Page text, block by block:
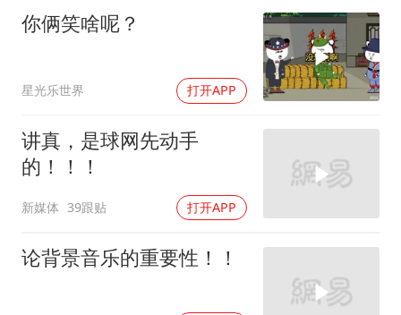
你俩笑啥呢？
星光乐世界 打开APP
讲真，是球网先动手
的！！！
新媒体 39跟贴 打开APP
论背景音乐的重要性！！